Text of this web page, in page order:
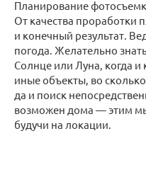
Планирование
От качества проработки
и конечный результат.
погода. Желательно
Солнце или Луна, когда и
иные объекты, во
да и поиск
возможен дома — этим
будучи на локации.